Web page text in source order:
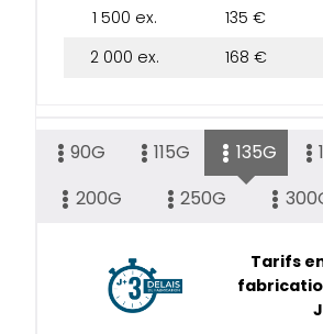
1 500 ex.
135 €
2 000 ex.
168 €
90G 115G 135G
200G
250G
Tarifs